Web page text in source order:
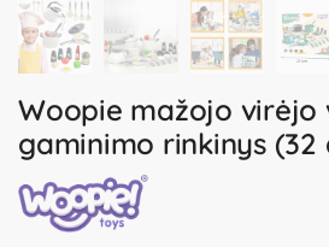
Woopie mažojo virėjo
gaminimo rinkinys (32